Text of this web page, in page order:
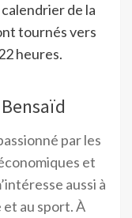
calendrier de la
tournés vers
heures.
par les
et
aussi à
au sport. À